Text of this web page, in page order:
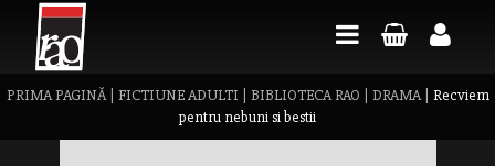
PRIMA PAGINĂ| FICTIUNE ADULTI BIBLIOTECA RAO DRAMA| Recviem
pentru nebuni si bestii